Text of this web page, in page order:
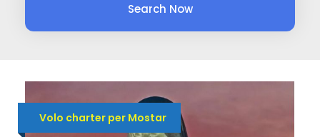
Search Now
Volo charter per Mostar